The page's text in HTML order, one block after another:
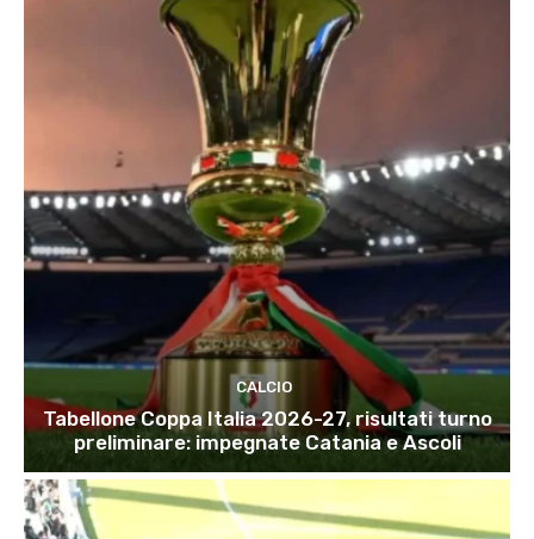
CALCIO
Tabellone Coppa Italia 2026-27, risultati turno
preliminare: impegnate Catania e Ascoli